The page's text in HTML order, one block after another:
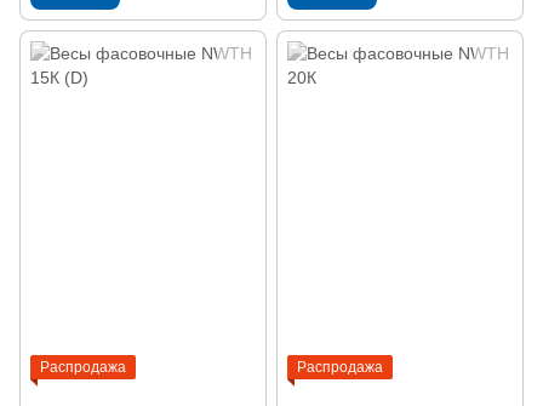
Распродажа Распродажа